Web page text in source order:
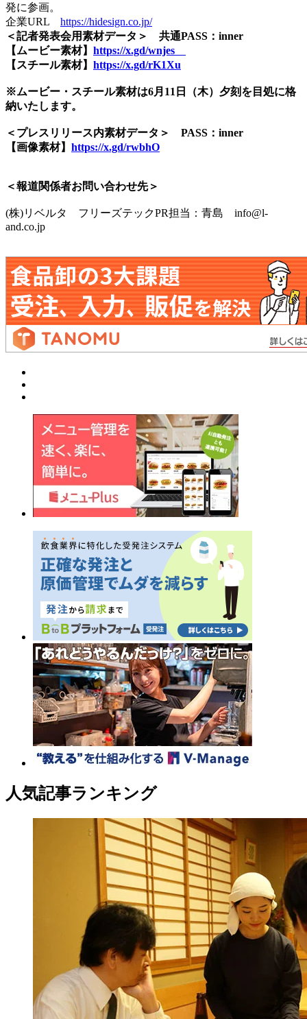
発に参画。
企業URL https://hidesign.co.jp/
＜記者発表会用素材データ＞ 共通PASS：inner
【ムービー素材】 https://x.gd/wnjes
【スチール素材】 https://x.gd/rK1Xu
※ムービー・スチール素材は6月11日（木）夕刻を目処に格
納いたします。
＜プレスリリース内素材データ＞ PASS：inner
【画像素材】 https://x.gd/rwbhO
＜報道関係者お問い合わせ先＞
(株)リベルタ フリーズテックPR担当：青島 info@l-
and.co.jp
人気記事ランキング